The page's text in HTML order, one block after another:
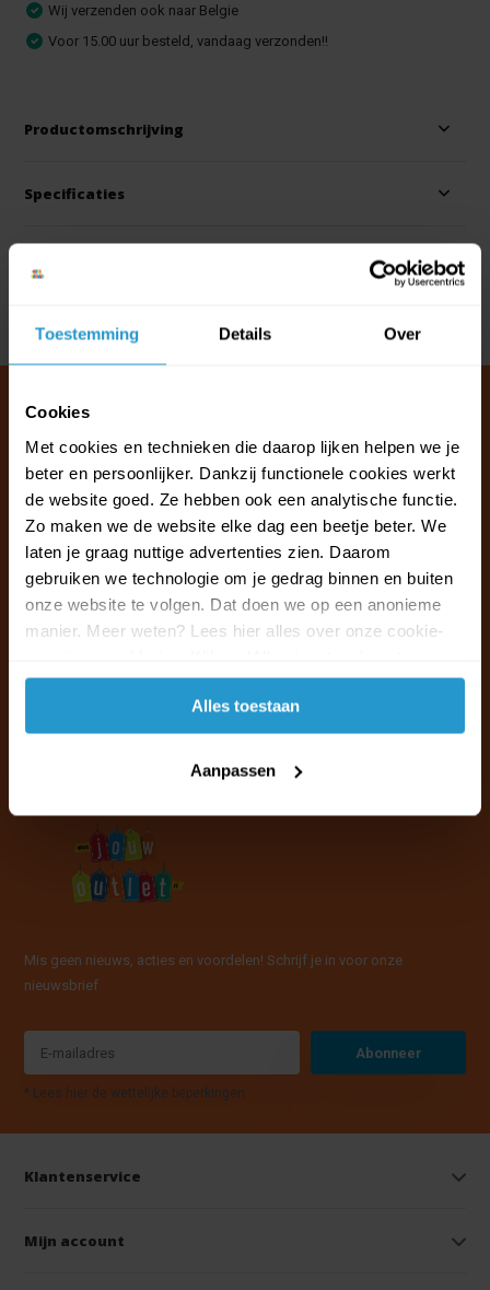
Toestemming Details Over
Cookies
Met cookies en technieken die daarop lijken helpen we je
beter en persoonlijker. Dankzij functionele cookies werkt
de website goed. Ze hebben ook een analytische functie.
Zo maken we de website elke dag een beetje beter. We
laten je graag nuttige advertenties zien. Daarom
gebruiken we technologie om je gedrag binnen en buiten
onze website te volgen. Dat doen we op een anonieme
manier. Meer weten? Lees hier alles over onze cookie-
accepteren.
Alles toestaan
Aanpassen
Wij verzenden ook naar Belgie
Voor 15.00 uur besteld, vandaag verzonden!!
Productomschrijving
Specificaties
Klantenservice & FAQ
Wij staan voor u klaar.
Ma t/m vr van 09:30 - 16:00 telefonisch
+31 (0)13 785 62 41
Mis geen nieuws, acties en voordelen! Schrijf je in voor onze
nieuwsbrief
Abonneer
* Lees hier de wettelijke beperkingen
Klantenservice
Mijn account